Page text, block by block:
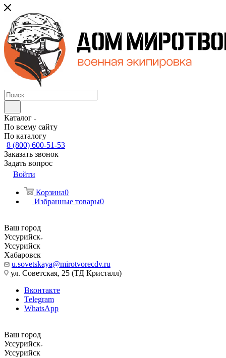
Каталог
По всему сайту
По каталогу
8 (800) 600-51-53
Заказать звонок
Задать вопрос
Войти
Корзина0
Избранные товары0
Ваш город
Уссурийск
Уссурийск
Хабаровск
u.sovetskaya@mirotvorecdv.ru
ул. Советская, 25 (ТД Кристалл)
Вконтакте
Telegram
WhatsApp
Ваш город
Уссурийск
Уссурийск